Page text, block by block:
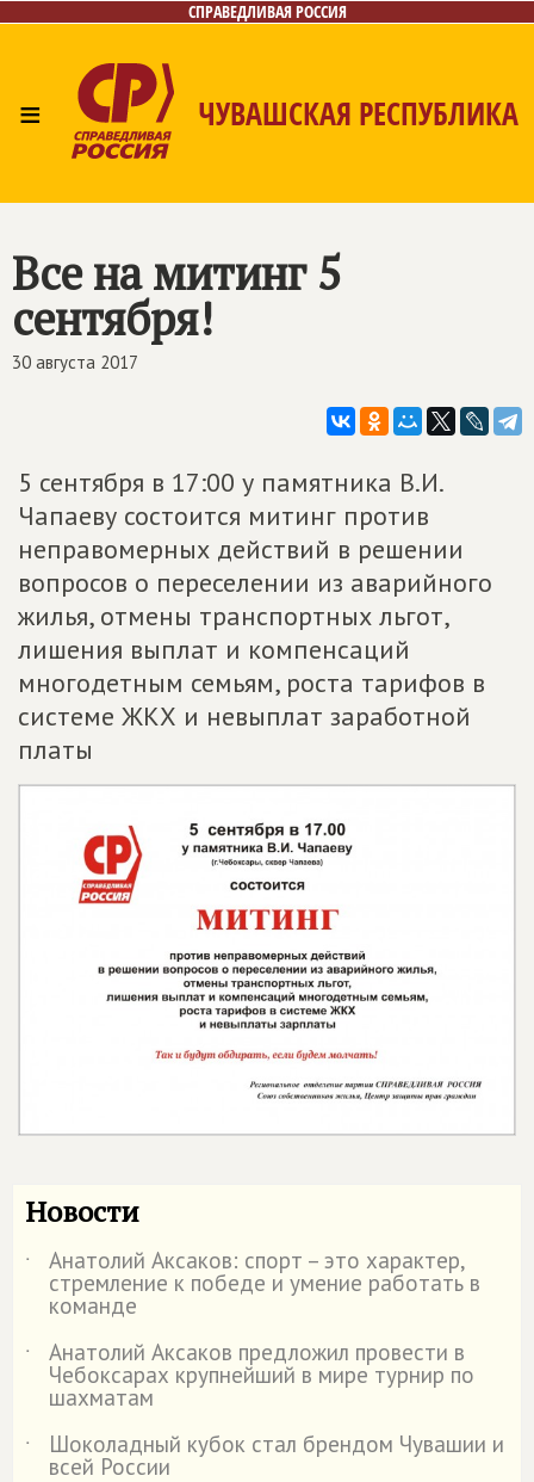
СПРАВЕДЛИВАЯ РОССИЯ
≡ ЧУВАШСКАЯ РЕСПУБЛИКА
Все на митинг 5
сентября!
30 августа 2017
5 сентября в 17:00 у памятника В.И.
Чапаеву состоится митинг против
неправомерных действий в решении
вопросов о переселении из аварийного
жилья, отмены транспортных льгот,
лишения выплат и компенсаций
многодетным семьям, роста тарифов в
системе ЖКХ и невыплат заработной
платы
Новости
˙ Анатолий Аксаков: спорт – это характер,
стремление к победе и умение работать в
команде
˙
Анатолий Аксаков предложил провести в
Чебоксарах крупнейший в мире турнир по
шахматам
˙
Шоколадный кубок стал брендом Чувашии и
всей России